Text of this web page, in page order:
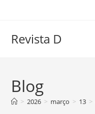
conteúdo
Revista D
Blog
> 2026 > março > 13 >